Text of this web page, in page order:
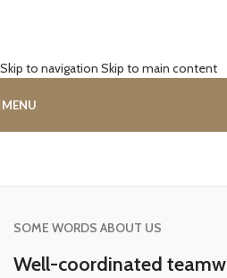
Skip to navigation Skip to main content
MENU
SOME WORDS ABOUT US
Well-coordinated